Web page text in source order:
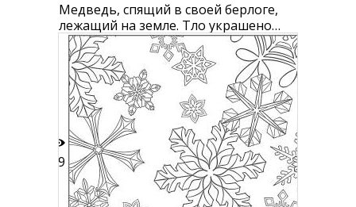
Медведь, спящий в своей берлоге,
лежащий на земле. Тло украшено
снежинками. Внутри берлоги
неровные стены, а на полу -
небольшие камни.
39